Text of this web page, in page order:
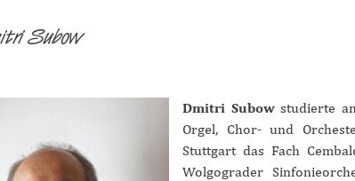
Subow
Dmitri Subow studierte
Orgel, Chor- und
Stuttgart das Fach
Wolgograder